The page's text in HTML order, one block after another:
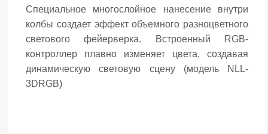
Специальное многослойное нанесение внутри
колбы создает эффект объемного разноцветного
светового фейерверка. Встроенный RGB-
контроллер плавно изменяет цвета, создавая
динамическую световую сцену (модель NLL-
3DRGB)